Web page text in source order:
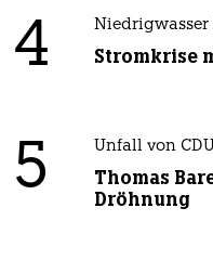
4 Stromkrise
5 Unfall von
Thomas
Dröhnung